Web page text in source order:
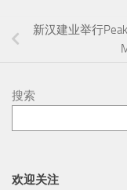
新汉建业举行
搜索
欢迎关注